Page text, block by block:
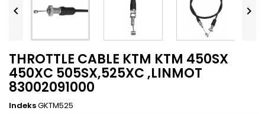
 
 
THROTTLE CABLE KTM KTM 450SX
450XC 505SX,525XC ,LINMOT
83002091000
IndeksGKTM525